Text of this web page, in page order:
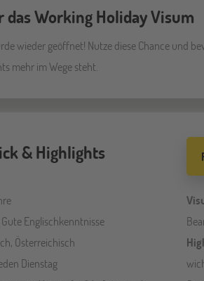
Working Holiday Visum
wieder geöffnet! Nutze diese Chance und
mehr im Wege steht.
& Highlights
Gute Englischkenntnisse
Österreichisch
Dienstag